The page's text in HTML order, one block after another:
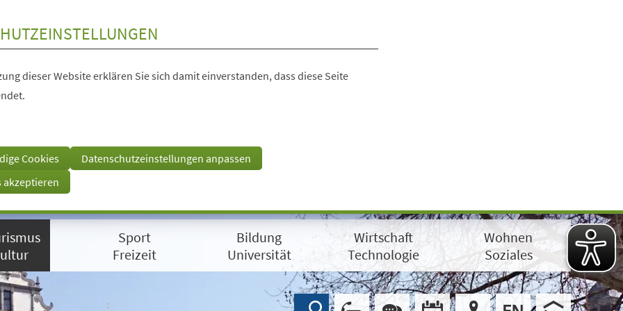
dieser Website erklären Sie sich damit einverstanden, dass diese Seite
Cookies
Datenschutzeinstellungen anpassen
akzeptieren
Sport
Freizeit
Bildung
Universität
Wirtschaft
Technologie
Wohnen
Soziales